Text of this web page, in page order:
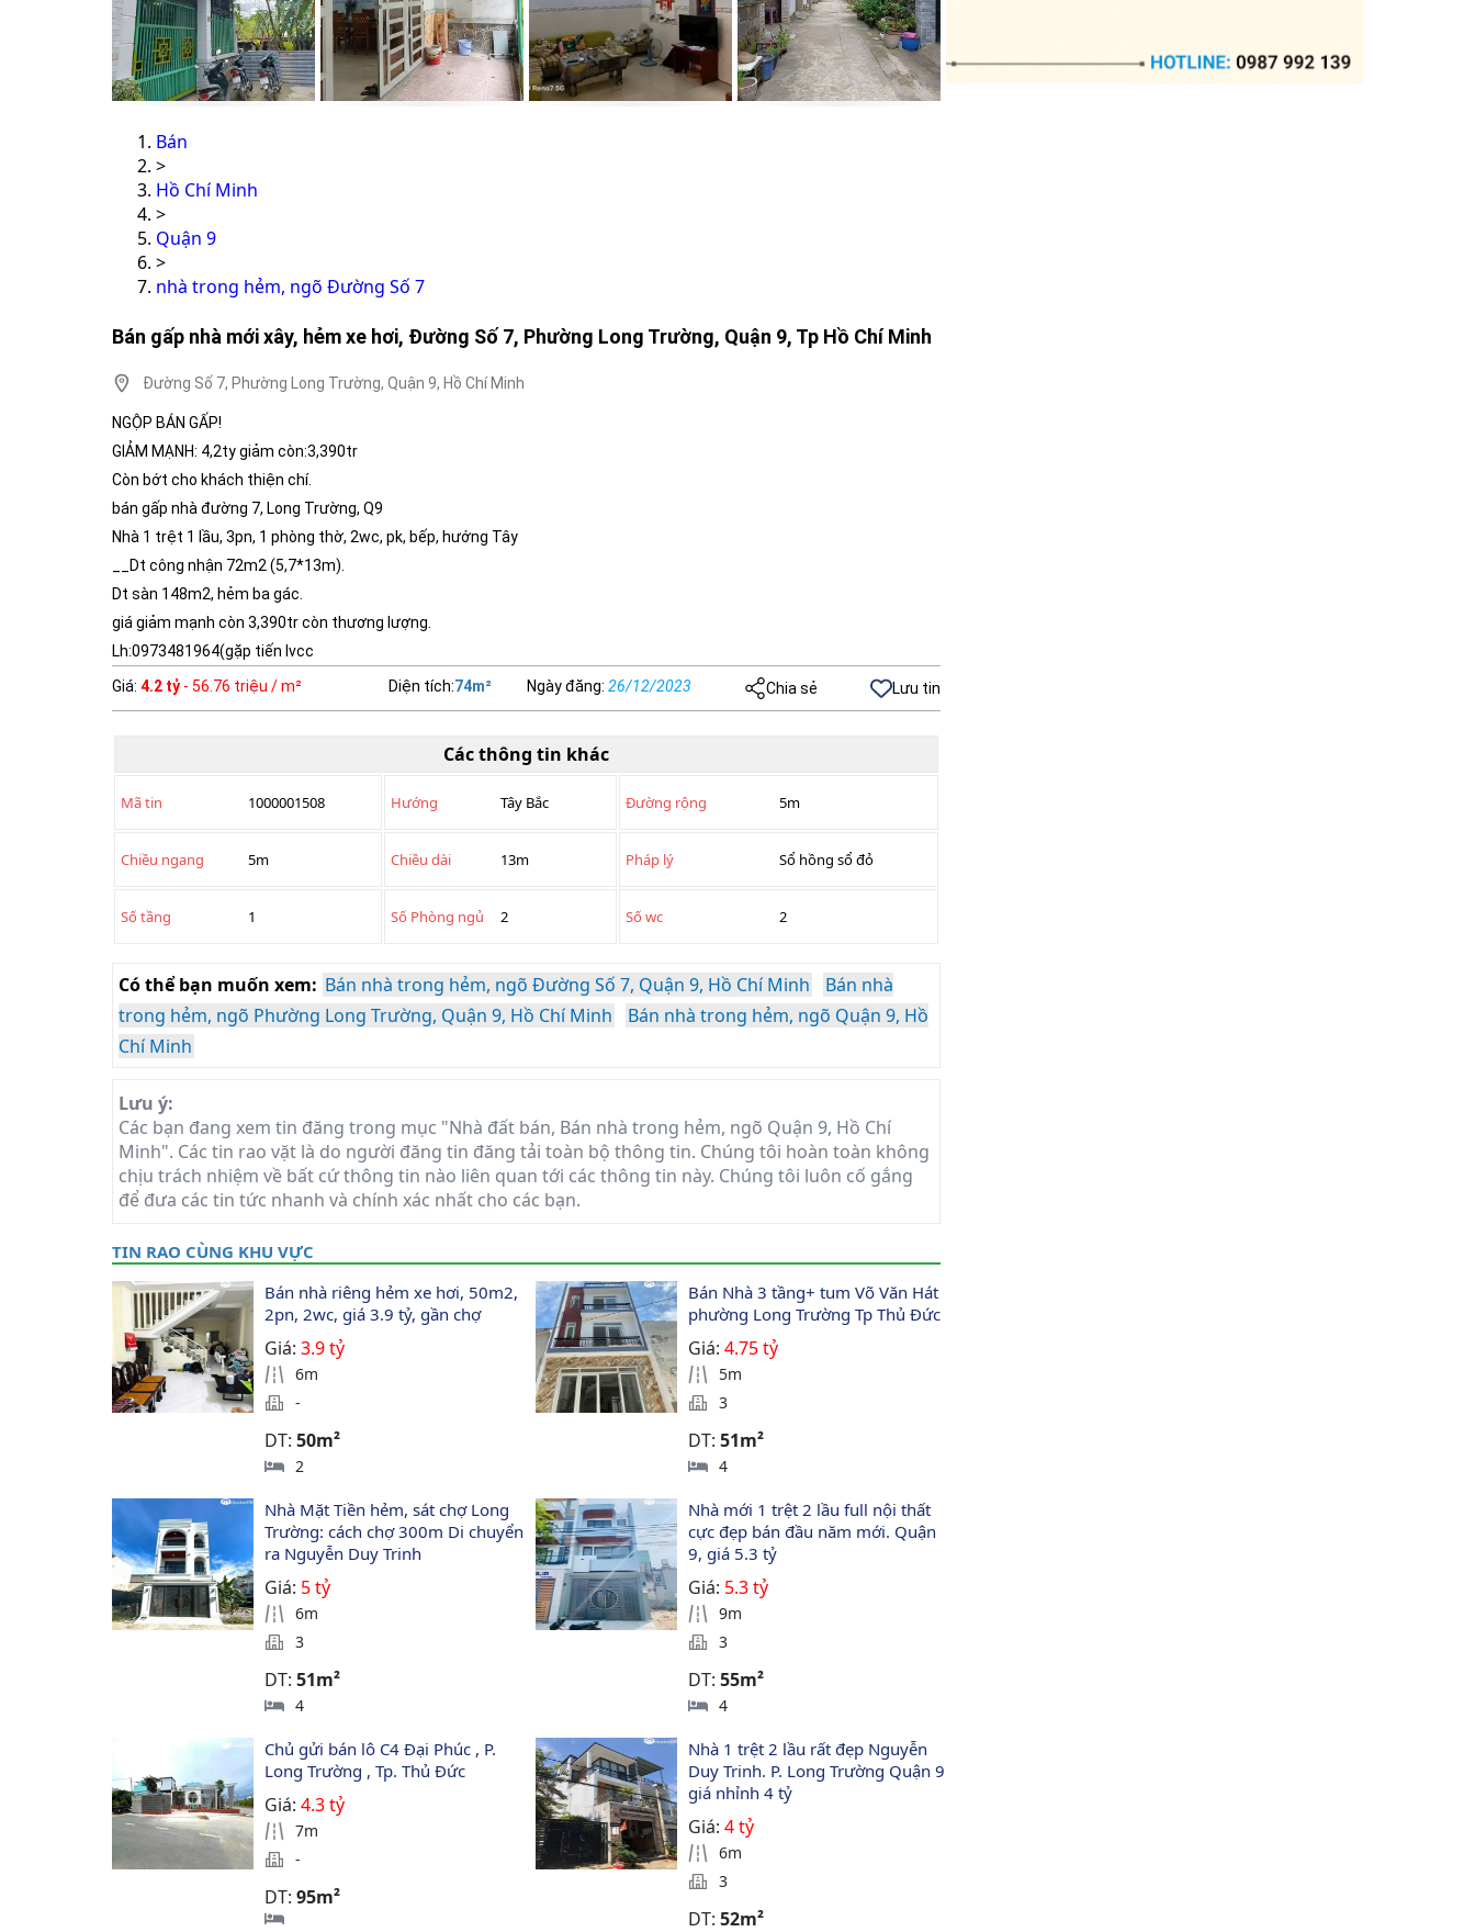
Bán
>
Hồ Chí Minh
>
Quận 9
>
nhà trong hẻm, ngõ Đường Số 7
Bán gấp nhà mới xây, hẻm xe hơi, Đường Số 7, Phường Long Trường, Quận 9, Tp Hồ Chí Minh
Đường Số 7, Phường Long Trường, Quận 9, Hồ Chí Minh
NGỘP BÁN GẤP!
GIẢM MẠNH: 4,2ty giảm còn:3,390tr
Còn bớt cho khách thiện chí.
bán gấp nhà đường 7, Long Trường, Q9
Nhà 1 trệt 1 lầu, 3pn, 1 phòng thờ, 2wc, pk, bếp, hướng Tây
__Dt công nhận 72m2 (5,7*13m).
Dt sàn 148m2, hẻm ba gác.
giá giảm mạnh còn 3,390tr còn thương lượng.
Lh:0973481964(gặp tiến lvcc
Giá: 4.2 tỷ - 56.76 triệu / m² Diện tích:74m² Ngày đăng: 26/12/2023 Chia sẻ Lưu tin
Các thông tin khác
Mã tin 1000001508 Hướng Tây Bắc Đường rộng 5m
Chiều ngang 5m Chiều dài 13m Pháp lý Sổ hồng sổ đỏ
Số tầng 1 Số Phòng ngủ 2 Số wc 2
Có thể bạn muốn xem: Bán nhà trong hẻm, ngõ Đường Số 7, Quận 9, Hồ Chí Minh
Bán nhà
trong hẻm, ngõ Phường Long Trường, Quận 9, Hồ Chí Minh
Bán nhà trong hẻm, ngõ Quận 9, Hồ
Chí Minh
Lưu ý:
Các bạn đang xem tin đăng trong mục "Nhà đất bán, Bán nhà trong hẻm, ngõ Quận 9, Hồ Chí
Minh". Các tin rao vặt là do người đăng tin đăng tải toàn bộ thông tin. Chúng tôi hoàn toàn không
chịu trách nhiệm về bất cứ thông tin nào liên quan tới các thông tin này. Chúng tôi luôn cố gắng
để đưa các tin tức nhanh và chính xác nhất cho các bạn.
TIN RAO CÙNG KHU VỰC
Bán nhà riêng hẻm xe hơi, 50m2,
2pn, 2wc, giá 3.9 tỷ, gần chợ
Giá:3.9 tỷ
6m
-
DT:50m²
2
Bán Nhà 3 tầng+ tum Võ Văn Hát
phường Long Trường Tp Thủ Đức
Giá: 4.75 tỷ
5m
3
DT: 51m²
4
Nhà Mặt Tiền hẻm, sát chợ Long
Trường: cách chợ 300m Di chuyển
ra Nguyễn Duy Trinh
Giá: 5 tỷ
6m
3
DT:51m²
4
Nhà mới 1 trệt 2 lầu full nội thất
cực đẹp bán đầu năm mới. Quận
9, giá 5.3 tỷ
Giá: 5.3 tỷ
9m
3
DT: 55m²
4
Chủ gửi bán lô C4 Đại Phúc , P.
Long Trường , Tp. Thủ Đức
Giá:4.3 tỷ
7m
-
DT:95m²
Nhà 1 trệt 2 lầu rất đẹp Nguyễn
Duy Trinh. P. Long Trường Quận 9
giá nhỉnh 4 tỷ
Giá: 4 tỷ
6m
3
DT: 52m²